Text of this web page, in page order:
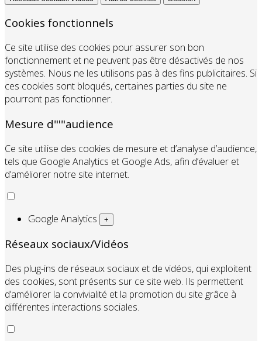
Cookies fonctionnels
Ce site utilise des cookies pour assurer son bon
fonctionnement et ne peuvent pas être désactivés de nos
systèmes. Nous ne les utilisons pas à des fins publicitaires. Si
ces cookies sont bloqués, certaines parties du site ne
pourront pas fonctionner.
Mesure d"'"audience
Ce site utilise des cookies de mesure et d’analyse d’audience,
tels que Google Analytics et Google Ads, afin d’évaluer et
d’améliorer notre site internet.
Google Analytics +
Réseaux sociaux/Vidéos
Des plug-ins de réseaux sociaux et de vidéos, qui exploitent
des cookies, sont présents sur ce site web. Ils permettent
d’améliorer la convivialité et la promotion du site grâce à
différentes interactions sociales.